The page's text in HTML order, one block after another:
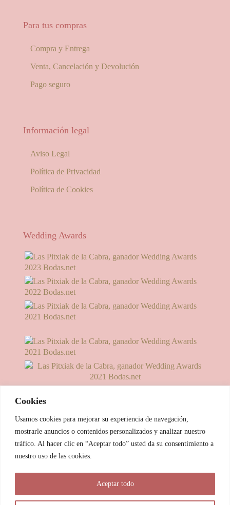
Cookies
Usamos cookies para mejorar su experiencia de navegación,
mostrarle anuncios o contenidos personalizados y analizar nuestro
tráfico. Al hacer clic en “Aceptar todo” usted da su consentimiento a
nuestro uso de las cookies.
Aceptar todo
Para tus compras
Compra y Entrega
Venta, Cancelación y Devolución
Pago seguro
Información legal
Aviso Legal
Política de Privacidad
Política de Cookies
Wedding Awards
© 2025 Las Pitxiak de la Cabra
María Temprano Sanjurjo | C/ Río Aliste nº 2B, 49190, Morales